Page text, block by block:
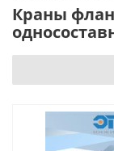
Краны